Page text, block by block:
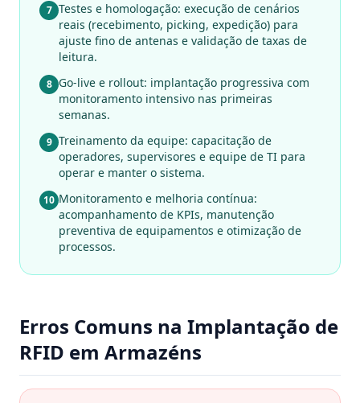
7 Testes e homologação: execução de cenários
reais (recebimento, picking, expedição) para
ajuste fino de antenas e validação de taxas de
leitura.
8 Go-live e rollout: implantação progressiva com
monitoramento intensivo nas primeiras
semanas.
9 Treinamento da equipe: capacitação de
operadores, supervisores e equipe de TI para
operar e manter o sistema.
10 Monitoramento e melhoria contínua:
acompanhamento de KPIs, manutenção
preventiva de equipamentos e otimização de
processos.
Erros Comuns na Implantação de
RFID em Armazéns